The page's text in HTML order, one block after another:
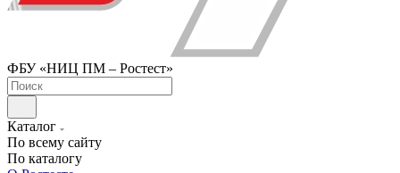
ФБУ «НИЦ ПМ – Ростест»
Каталог
По всему сайту
По каталогу